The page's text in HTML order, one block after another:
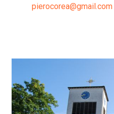
pierocorea@gmail.com